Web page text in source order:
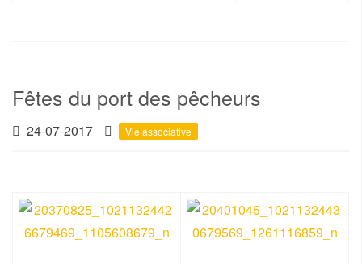
Fêtes du port des pêcheurs
24-07-2017 Vie associative